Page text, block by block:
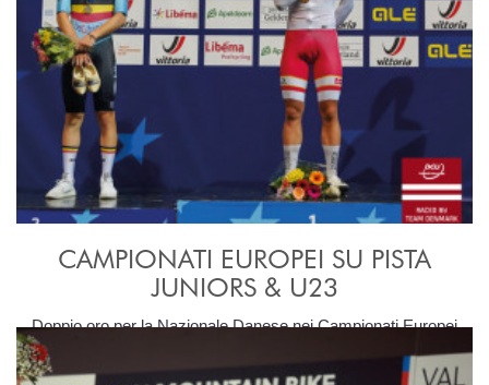
CAMPIONATI EUROPEI SU PISTA
JUNIORS & U23
Doppio oro per la Nazionale Danese nei Campionati Europei